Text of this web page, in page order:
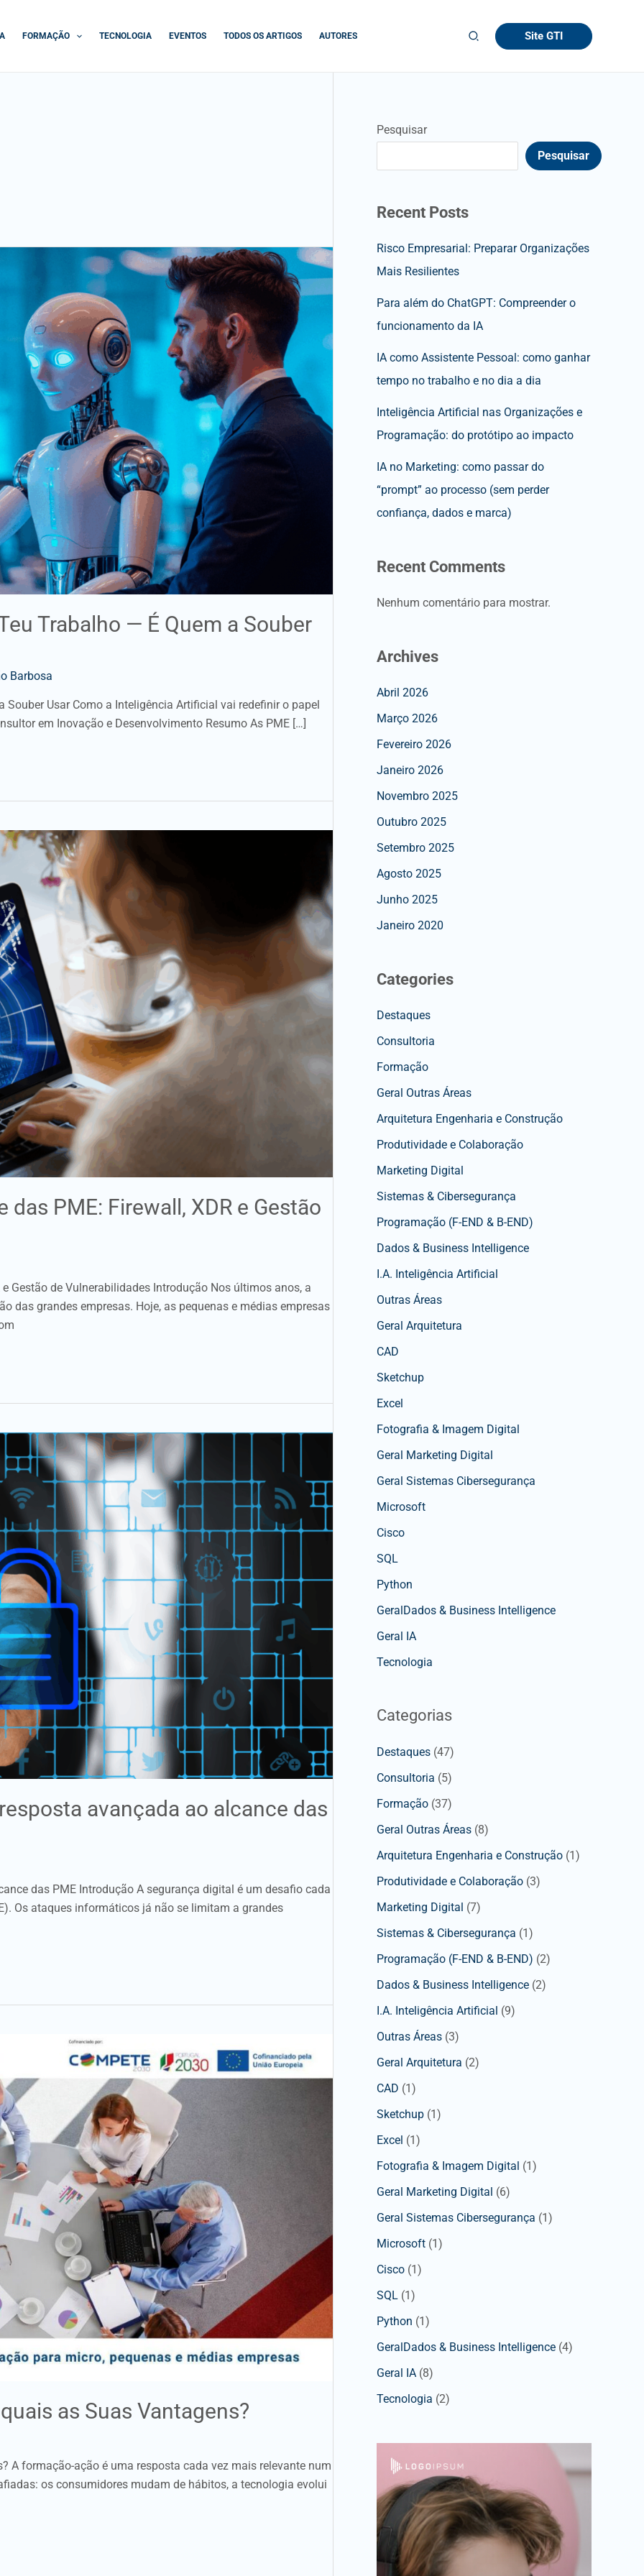
FORMAÇÃO TECNOLOGIA EVENTOS TODOS OS ARTIGOS AUTORES Site GTI
Trabalho — É Quem a Souber
Barbosa
Souber Usar Como a Inteligência Artificial vai redefinir o papel
em Inovação e Desenvolvimento Resumo As PME […]
PME: Firewall, XDR e Gestão
Gestão de Vulnerabilidades Introdução Nos últimos anos, a
das grandes empresas. Hoje, as pequenas e médias empresas
avançada ao alcance das
das PME Introdução A segurança digital é um desafio cada
Os ataques informáticos já não se limitam a grandes
as Suas Vantagens?
A formação-ação é uma resposta cada vez mais relevante num
os consumidores mudam de hábitos, a tecnologia evolui
Pesquisar
Pesquisar
Recent Posts
Risco Empresarial: Preparar Organizações
Mais Resilientes
Para além do ChatGPT: Compreender o
funcionamento da IA
IA como Assistente Pessoal: como ganhar
tempo no trabalho e no dia a dia
Inteligência Artificial nas Organizações e
Programação: do protótipo ao impacto
IA no Marketing: como passar do
“prompt” ao processo (sem perder
confiança, dados e marca)
Recent Comments
Nenhum comentário para mostrar.
Archives
Abril 2026
Março 2026
Fevereiro 2026
Janeiro 2026
Novembro 2025
Outubro 2025
Setembro 2025
Agosto 2025
Junho 2025
Janeiro 2020
Categories
Destaques
Consultoria
Formação
Geral Outras Áreas
Arquitetura Engenharia e Construção
Produtividade e Colaboração
Marketing Digital
Sistemas & Cibersegurança
Programação (F-END & B-END)
Dados & Business Intelligence
I.A. Inteligência Artificial
Outras Áreas
Geral Arquitetura
CAD
Sketchup
Excel
Fotografia & Imagem Digital
Geral Marketing Digital
Geral Sistemas Cibersegurança
Microsoft
Cisco
SQL
Python
GeralDados & Business Intelligence
Geral IA
Tecnologia
Categorias
Destaques (47)
Consultoria (5)
Formação (37)
Geral Outras Áreas (8)
Arquitetura Engenharia e Construção (1)
Produtividade e Colaboração (3)
Marketing Digital (7)
Sistemas & Cibersegurança (1)
Programação (F-END & B-END) (2)
Dados & Business Intelligence (2)
I.A. Inteligência Artificial (9)
Outras Áreas (3)
Geral Arquitetura (2)
CAD (1)
Sketchup (1)
Excel (1)
Fotografia & Imagem Digital (1)
Geral Marketing Digital (6)
Geral Sistemas Cibersegurança (1)
Microsoft (1)
Cisco (1)
SQL (1)
Python (1)
GeralDados & Business Intelligence (4)
Geral IA (8)
Tecnologia (2)